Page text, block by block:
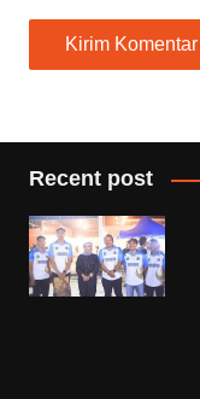
Recent post